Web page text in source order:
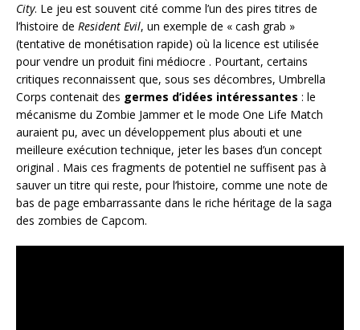
City. Le jeu est souvent cité comme l’un des pires titres de
l’histoire de Resident Evil, un exemple de « cash grab »
(tentative de monétisation rapide) où la licence est utilisée
pour vendre un produit fini médiocre . Pourtant, certains
critiques reconnaissent que, sous ses décombres, Umbrella
Corps contenait des germes d’idées intéressantes : le
mécanisme du Zombie Jammer et le mode One Life Match
auraient pu, avec un développement plus abouti et une
meilleure exécution technique, jeter les bases d’un concept
original . Mais ces fragments de potentiel ne suffisent pas à
sauver un titre qui reste, pour l’histoire, comme une note de
bas de page embarrassante dans le riche héritage de la saga
des zombies de Capcom.